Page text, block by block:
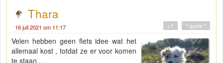
Thara
16 juli 2021 om 11:17 " quote "
+1
Velen hebben geen flets idee wat het
allemaal kost , totdat ze er voor komen
te staan .